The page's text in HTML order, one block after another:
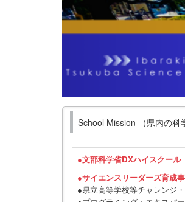
School Mission （県内の科
●文部科学省DXハイスクール
●サイエンスリーダーズ育成
●県立高等学校等チャレンジ